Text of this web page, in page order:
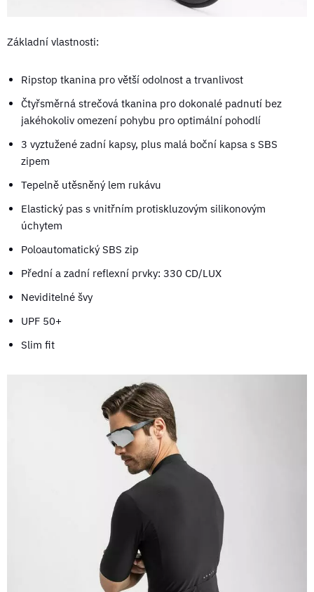
Základní vlastnosti:
Ripstop tkanina pro větší odolnost a trvanlivost
Čtyřsměrná strečová tkanina pro dokonalé padnutí bez
jakéhokoliv omezení pohybu pro optimální pohodlí
3 vyztužené zadní kapsy, plus malá boční kapsa s SBS
zipem
Tepelně utěsněný lem rukávu
Elastický pas s vnitřním protiskluzovým silikonovým
úchytem
Poloautomatický SBS zip
Přední a zadní reflexní prvky: 330 CD/LUX
Neviditelné švy
UPF 50+
Slim fit